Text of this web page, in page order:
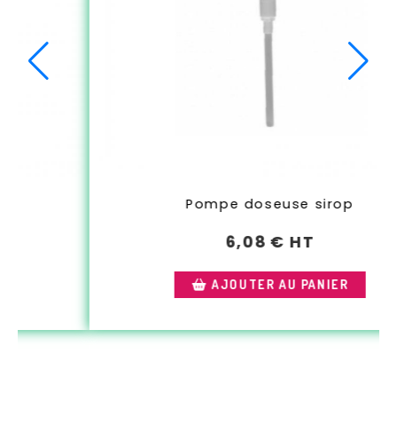
Pompe doseuse sirop
€ HT
AJOUTER AU PANIER